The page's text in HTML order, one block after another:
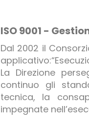
ISO 9001 -
Dal 2002 il
La Direzione
continuo gli
tecnica, la
impegnate